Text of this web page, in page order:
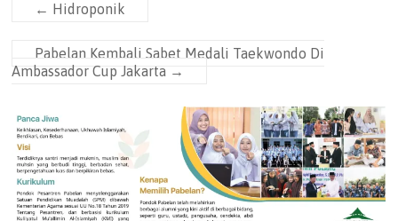
← Hidroponik
Pabelan Kembali Sabet Medali Taekwondo Di
Ambassador Cup Jakarta →